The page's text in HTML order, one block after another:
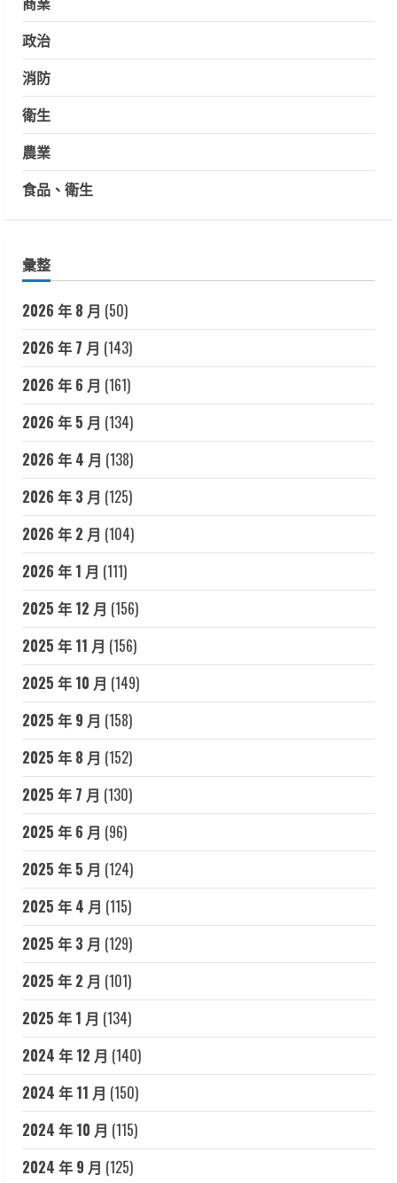
政治
消防
衛生
農業
食品、衛生
彙整
2026 年 8 月 (50)
2026 年 7 月 (143)
2026 年 6 月 (161)
2026 年 5 月 (134)
2026 年 4 月 (138)
2026 年 3 月 (125)
2026 年 2 月 (104)
2026 年 1 月 (111)
2025 年 12 月 (156)
2025 年 11 月 (156)
2025 年 10 月 (149)
2025 年 9 月 (158)
2025 年 8 月 (152)
2025 年 7 月 (130)
2025 年 6 月 (96)
2025 年 5 月 (124)
2025 年 4 月 (115)
2025 年 3 月 (129)
2025 年 2 月 (101)
2025 年 1 月 (134)
2024 年 12 月 (140)
2024 年 11 月 (150)
2024 年 10 月 (115)
2024 年 9 月 (125)